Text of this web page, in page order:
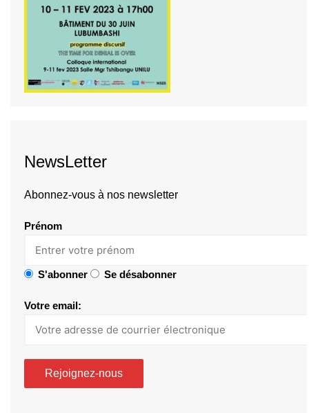
NewsLetter
Abonnez-vous à nos newsletter
Prénom
S'abonner Se désabonner
Votre email: